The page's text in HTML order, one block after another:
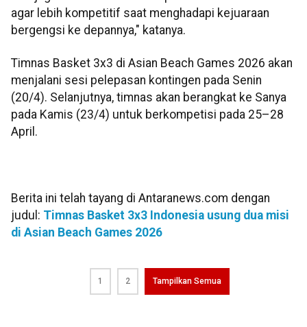
agar lebih kompetitif saat menghadapi kejuaraan
bergengsi ke depannya," katanya.
Timnas Basket 3x3 di Asian Beach Games 2026 akan
menjalani sesi pelepasan kontingen pada Senin
(20/4). Selanjutnya, timnas akan berangkat ke Sanya
pada Kamis (23/4) untuk berkompetisi pada 25–28
April.
Berita ini telah tayang di Antaranews.com dengan
judul: Timnas Basket 3x3 Indonesia usung dua misi
di Asian Beach Games 2026
1 2 Tampilkan Semua